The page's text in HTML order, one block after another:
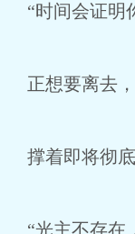
“时间会证明
正想要离去，
撑着即将彻底
“光主不存在